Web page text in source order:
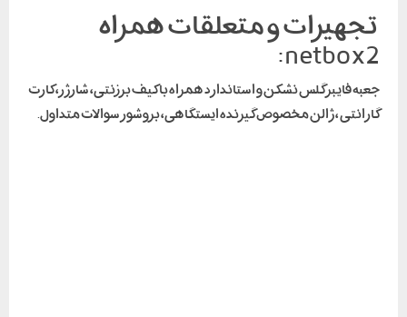
تجهیزات و متعلقات همراه
netbox2:
جعبه فایبر گلس نشکن و استاندارد همراه با کیف برزنتی، شارژر، کارت
گارانتی ، ژالن مخصوص گیرنده ایستگاهی، بروشور سوالات متداول.